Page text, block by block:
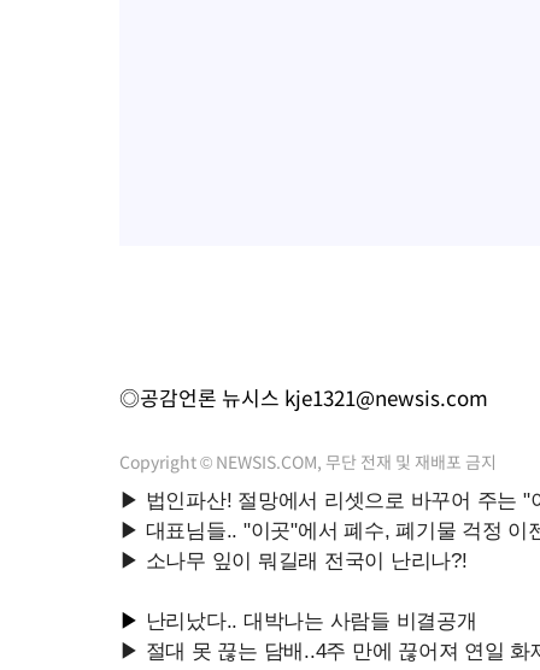
◎공감언론 뉴시스 kje1321@newsis.com
Copyright © NEWSIS.COM, 무단 전재 및 재배포 금지